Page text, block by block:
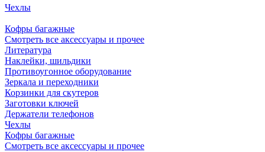
Чехлы
Кофры багажные
Смотреть все аксессуары и прочее
Литература
Наклейки, шильдики
Противоугонное оборудование
Зеркала и переходники
Корзинки для скутеров
Заготовки ключей
Держатели телефонов
Чехлы
Кофры багажные
Смотреть все аксессуары и прочее